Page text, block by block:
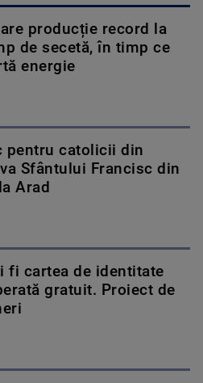
producție record la
de secetă, în timp ce
energie
pentru catolicii din
Sfântului Francisc din
Arad
fi cartea de identitate
gratuit. Proiect de